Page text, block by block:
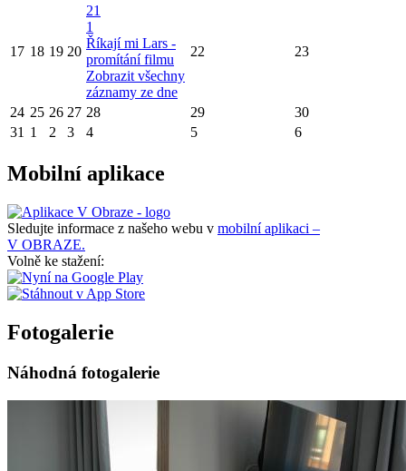
17 18 19 20
21
1
Říkají mi Lars -
promítání filmu
Zobrazit všechny
záznamy ze dne
22 23
24 25 26 27 28 29
30
31 1 2 3 4 5 6
Mobilní aplikace
Sledujte informace z našeho webu v mobilní aplikaci –
V OBRAZE.
Volně ke stažení:
Fotogalerie
Náhodná fotogalerie